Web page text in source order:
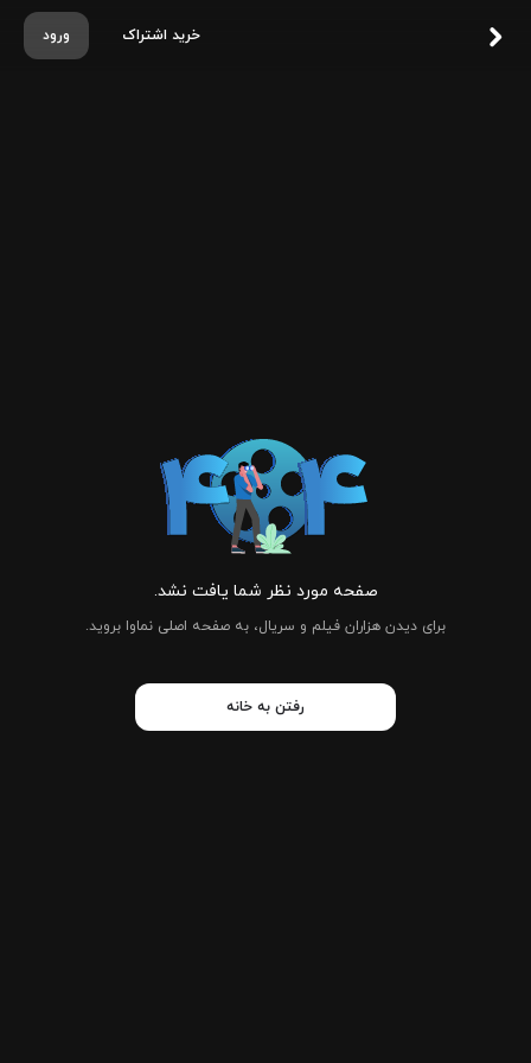
ورود خرید اشتراک
صفحه مورد نظر شما یافت نشد.
برای دیدن هزاران فیلم و سریال، به صفحه اصلی نماوا بروید.
رفتن به خانه